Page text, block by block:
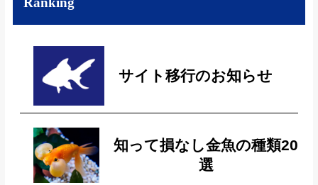
サイト移行のお知らせ
知って損なし金魚の種類20
選